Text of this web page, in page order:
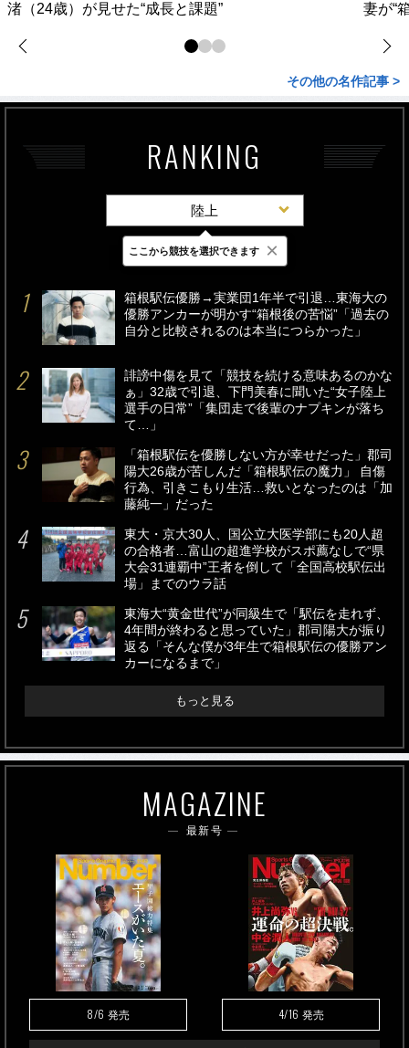
渚（24歳）が見せた“成長と課題”
妻が“
その他の名作記事 >
RANKING
陸上
最新 24時間 週間
箱根駅伝優勝→実業団1年半で引退…東海大の
優勝アンカーが明かす“箱根後の苦悩”「過去の
自分と比較されるのは本当につらかった」
誹謗中傷を見て「競技を続ける意味あるのかな
ぁ」32歳で引退、下門美春に聞いた“女子陸上
選手の日常”「集団走で後輩のナプキンが落ち
て…」
「箱根駅伝を優勝しない方が幸せだった」郡司
陽大26歳が苦しんだ「箱根駅伝の魔力」 自傷
行為、引きこもり生活…救いとなったのは「加
藤純一」だった
東大・京大30人、国公立大医学部にも20人超
の合格者…富山の超進学校がスポ薦なしで“県
大会31連覇中”王者を倒して「全国高校駅伝出
場」までのウラ話
東海大“黄金世代”が同級生で「駅伝を走れず、
4年間が終わると思っていた」郡司陽大が振り
返る「そんな僕が3年生で箱根駅伝の優勝アン
カーになるまで」
もっと見る
MAGAZINE
最新号
8/6 発売 4/16 発売
ここから競技を選択できます ×